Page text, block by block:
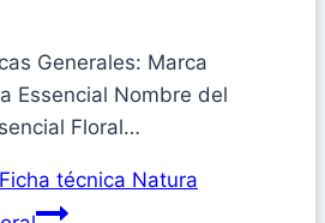
Generales: Marca
Essencial Nombre del
Floral…
Ficha técnica Natura